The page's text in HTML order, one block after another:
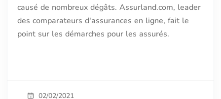
causé de nombreux dégâts. Assurland.com, leader
des comparateurs d'assurances en ligne, fait le
point sur les démarches pour les assurés.
02/02/2021